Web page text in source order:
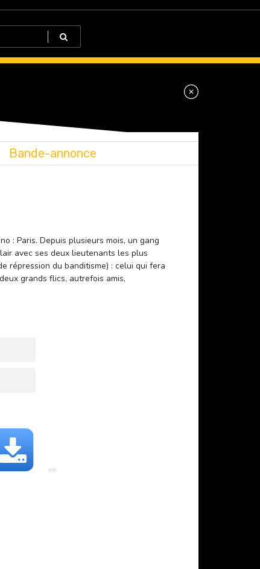
Bande-annonce
: Paris. Depuis plusieurs mois, un gang
avec ses deux lieutenants les plus
répression du banditisme) : celui qui fera
grands flics, autrefois amis,